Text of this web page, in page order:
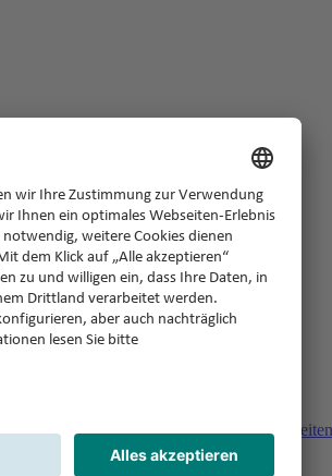
Sie haben Fragen,
Buchung?